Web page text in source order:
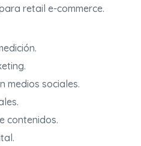
retail e-commerce.
medios sociales.
contenidos.